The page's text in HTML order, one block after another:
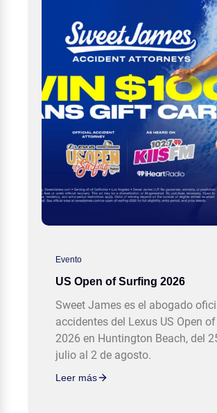
Evento
US Open of Surfing 2026
Sweet James es el abogado
accidentes del Lexus US Open
2026 en Huntington Beach, del
julio al 2 de agosto.
Leer más